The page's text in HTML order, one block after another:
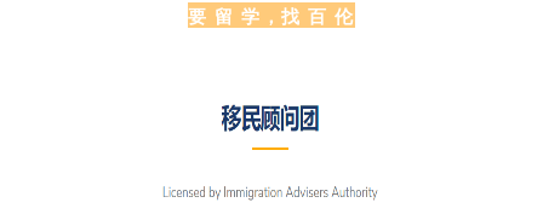
要 留 学，找 百 伦